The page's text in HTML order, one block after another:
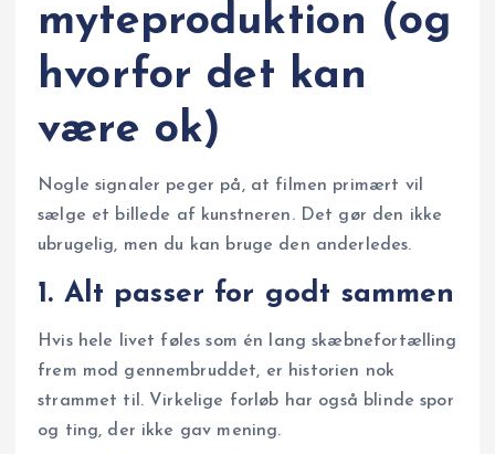
myteproduktion (og
hvorfor det kan
være ok)
Nogle signaler peger på, at filmen primært vil
sælge et billede af kunstneren. Det gør den ikke
ubrugelig, men du kan bruge den anderledes.
1. Alt passer for godt sammen
Hvis hele livet føles som én lang skæbnefortælling
frem mod gennembruddet, er historien nok
strammet til. Virkelige forløb har også blinde spor
og ting, der ikke gav mening.